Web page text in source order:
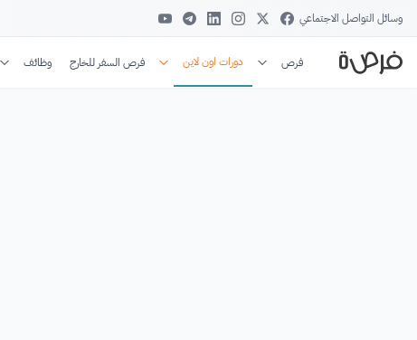
وسائل التواصل الاجتماعي
فرص دورات اون لاين فرص السفر للخارج وظائف